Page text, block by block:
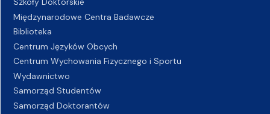
Międzynarodowe Centra Badawcze
Biblioteka
Centrum Języków Obcych
Centrum Wychowania Fizycznego i Sportu
Wydawnictwo
Samorząd Studentów
Samorząd Doktorantów